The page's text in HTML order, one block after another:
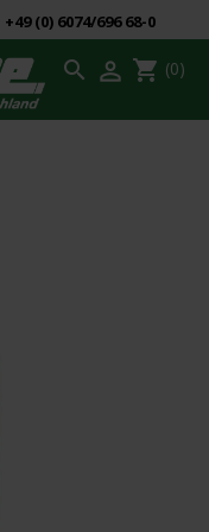
+49 (0) 6074/696 68-0
shopping_cart (0)

